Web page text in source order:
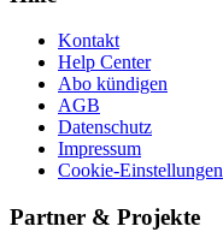
Kontakt
Help Center
Abo kündigen
AGB
Datenschutz
Impressum
Cookie-Einstellungen
Partner & Projekte